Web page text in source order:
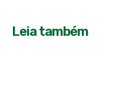
Leia também